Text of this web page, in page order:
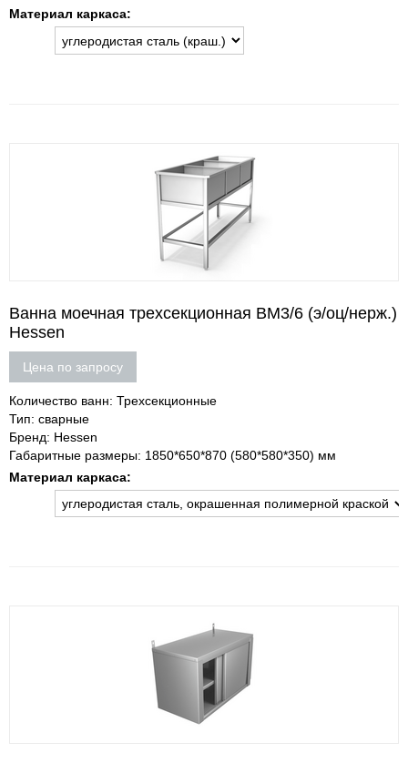
Материал каркаса:
Ванна моечная трехсекционная ВМ3/6 (э/оц/нерж.)
Hessen
Цена по запросу
Количество ванн: Трехсекционные
Тип: сварные
Бренд: Hessen
Габаритные размеры: 1850*650*870 (580*580*350) мм
Материал каркаса: